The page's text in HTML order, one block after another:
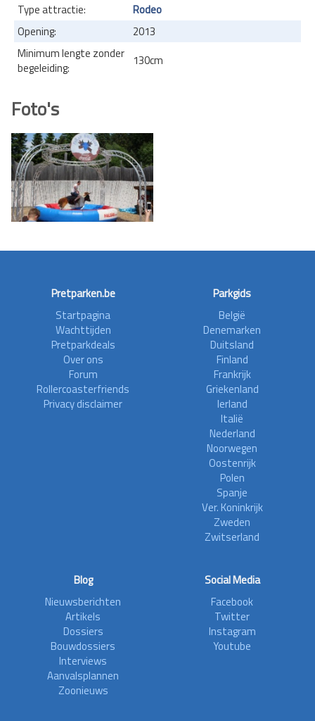
Type attractie:
Rodeo
Opening:
2013
Minimum lengte zonder
begeleiding:
130cm
Foto's
Pretparken.be
Startpagina
Wachttijden
Pretparkdeals
Over ons
Forum
Rollercoasterfriends
Privacy disclaimer
Parkgids
België
Denemarken
Duitsland
Finland
Frankrijk
Griekenland
Ierland
Italië
Nederland
Noorwegen
Oostenrijk
Polen
Spanje
Ver. Koninkrijk
Zweden
Zwitserland
Blog
Nieuwsberichten
Artikels
Dossiers
Bouwdossiers
Interviews
Aanvalsplannen
Zoonieuws
Social Media
Facebook
Twitter
Instagram
Youtube